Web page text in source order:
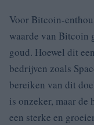
Voor Bitcoin-
waarde van Bitcoin
goud. Hoewel dit
bedrijven zoals
bereiken van dit
is onzeker, maar
een sterke en